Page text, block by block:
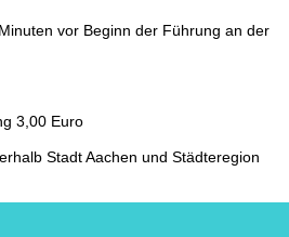
vor Beginn der Führung an der
3,00 Euro
Stadt Aachen und Städteregion